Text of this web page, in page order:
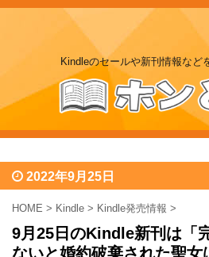
Kindleのセールや新刊情報など
2022年9月25日
HOME > Kindle > Kindle発売情報 >
9月25日のKindle新刊は「
ないと婚約破棄された聖女